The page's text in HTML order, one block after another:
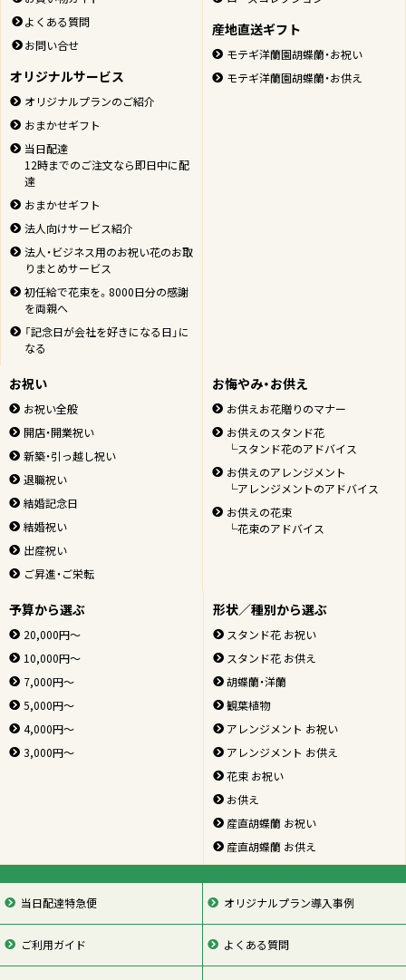
よくある質問
お問い合せ
オリジナルサービス
オリジナルプランのご紹介
おまかせギフト
当日配達
12時までのご注文なら即日中に配
達
おまかせギフト
法人向けサービス紹介
法人・ビジネス用のお祝い花のお取
りまとめサービス
初任給で花束を。8000日分の感謝
を両親へ
「記念日が会社を好きになる日」に
なる
産地直送ギフト
モテギ洋蘭園胡蝶蘭・お祝い
モテギ洋蘭園胡蝶蘭・お供え
お祝い
お祝い全般
開店・開業祝い
新築・引っ越し祝い
退職祝い
結婚記念日
結婚祝い
出産祝い
ご昇進・ご栄転
お悔やみ・お供え
お供えお花贈りのマナー
お供えのスタンド花
└スタンド花のアドバイス
お供えのアレンジメント
└アレンジメントのアドバイス
お供えの花束
└花束のアドバイス
予算から選ぶ
20,000円～
10,000円～
7,000円～
5,000円～
4,000円～
3,000円～
形状／種別から選ぶ
スタンド花 お祝い
スタンド花 お供え
胡蝶蘭・洋蘭
観葉植物
アレンジメント お祝い
アレンジメント お供え
花束 お祝い
お供え
産直胡蝶蘭 お祝い
産直胡蝶蘭 お供え
当日配達特急便 オリジナルプラン導入事例
ご利用ガイド よくある質問